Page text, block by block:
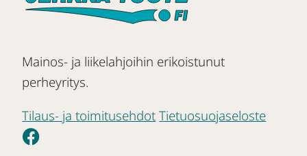
Mainos- ja liikelahjoihin erikoistunut
perheyritys.
Tilaus- ja toimitusehdot Tietuosuojaseloste